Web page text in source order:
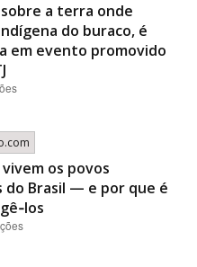
a terra onde
do buraco, é
em evento promovido
os povos
do Brasil — e por que é